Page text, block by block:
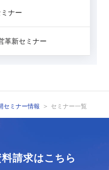
ナー
革新セミナー
セミナー情報 セミナー一覧
請求はこちら